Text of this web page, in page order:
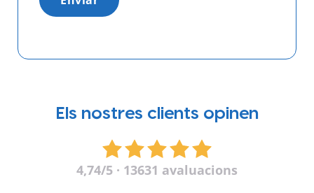
Els nostres clients opinen
4,74/5 · 13631 avaluacions